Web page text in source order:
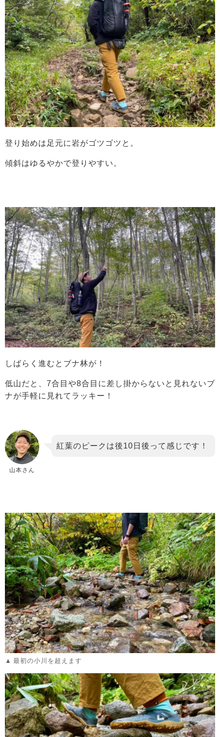
登り始めは足元に岩がゴツゴツと。
傾斜はゆるやかで登りやすい。
しばらく進むとブナ林が！
低山だと、7合目や8合目に差し掛からないと見れないブ
ナが手軽に見れてラッキー！
山本さん
紅葉のピークは後10日後って感じです！
最初の小川を超えます